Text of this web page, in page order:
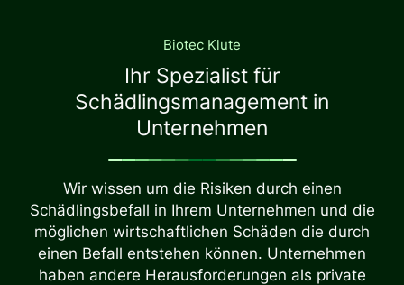
Biotec Klute
Ihr Spezialist für
Schädlingsmanagement in
Unternehmen
Wir wissen um die Risiken durch einen
Schädlingsbefall in Ihrem Unternehmen und die
möglichen wirtschaftlichen Schäden die durch
einen Befall entstehen können. Unternehmen
haben andere Herausforderungen als private